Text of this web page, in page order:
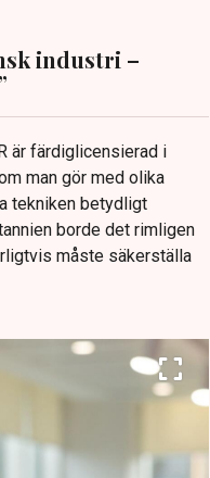
industri –
är färdiglicensierad i
man gör med olika
tekniken betydligt
borde det rimligen
måste säkerställa